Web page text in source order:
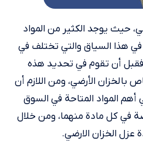
حيث يوجد الكثير من المواد
هذا السياق والتي تختلف في
أن تقوم في تحديد هذه
بالخزان الأرضي، ومن اللازم أن
المواد المتاحة في السوق
في كل مادة منهما، ومن خلال
الخزان الارضي.